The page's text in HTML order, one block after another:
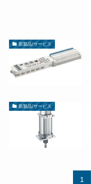
新製品/サービス
新製品/サービス
1